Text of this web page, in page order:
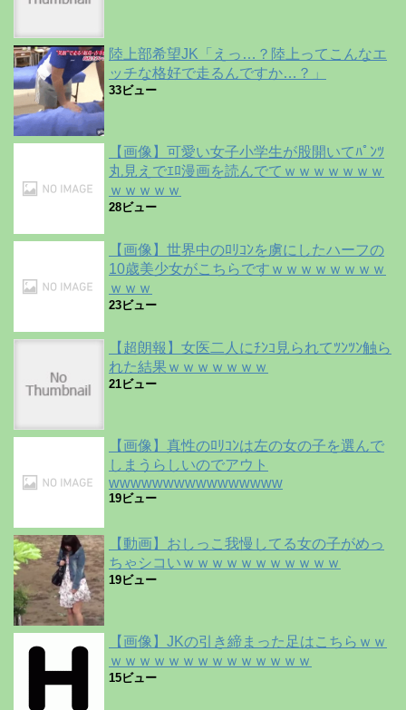
陸上部希望JK「えっ…？陸上ってこんなエ
ッチな格好で走るんですか…？」
33ビュー
【画像】可愛い女子小学生が股開いてﾊﾟﾝﾂ
丸見えでｴﾛ漫画を読んでてｗｗｗｗｗｗｗ
ｗｗｗｗｗ
28ビュー
【画像】世界中のﾛﾘｺﾝを虜にしたハーフの
10歳美少女がこちらですｗｗｗｗｗｗｗｗ
ｗｗｗ
23ビュー
【超朗報】女医二人にﾁﾝｺ見られてﾂﾝﾂﾝ触ら
れた結果ｗｗｗｗｗｗｗ
21ビュー
【画像】真性のﾛﾘｺﾝは左の女の子を選んで
しまうらしいのでアウト
wwwwwwwwwwwwwwww
19ビュー
【動画】おしっこ我慢してる女の子がめっ
ちゃシコいｗｗｗｗｗｗｗｗｗｗｗ
19ビュー
【画像】JKの引き締まった足はこちらｗｗ
ｗｗｗｗｗｗｗｗｗｗｗｗｗｗ
15ビュー